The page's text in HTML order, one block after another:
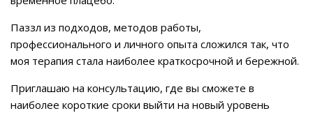
Паззл из подходов, методов работы,
профессионального и личного опыта сложился так, что
моя терапия стала наиболее краткосрочной и бережной.
Приглашаю на консультацию, где вы сможете в
наиболее короткие сроки выйти на новый уровень